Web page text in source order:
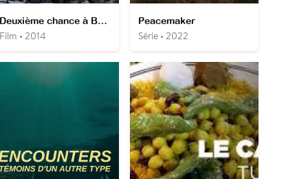
Deuxième chance à Brooklyn
• 2014
Peacemaker
Série • 2022